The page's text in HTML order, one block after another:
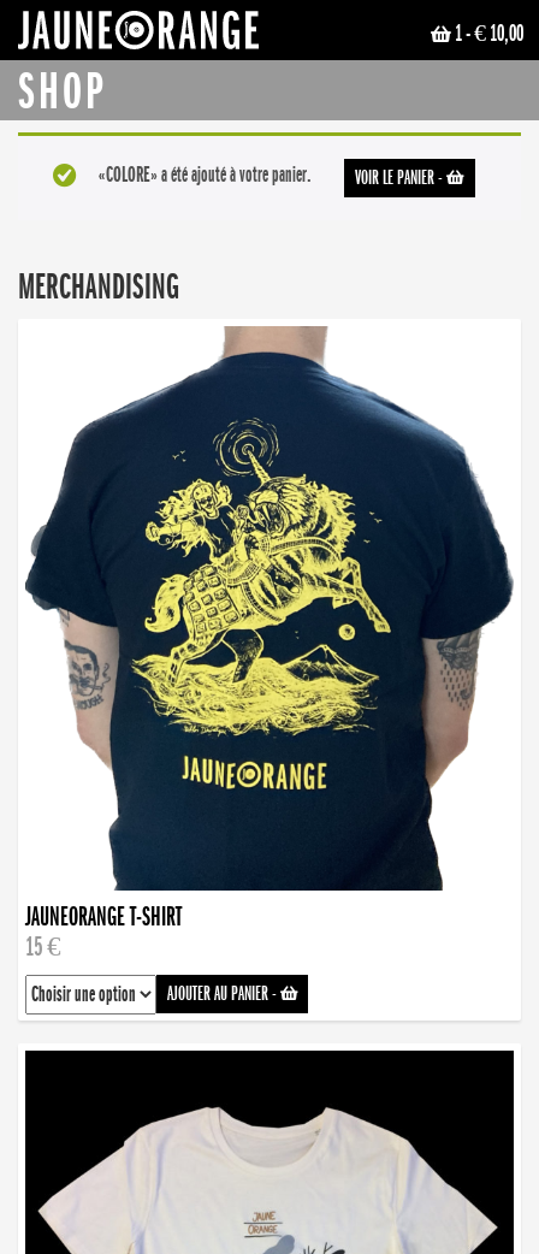
1- € 10,00
SHOP
VOIR LE PANIER-
«COLORE» a été ajouté à votre panier.
MERCHANDISING
JAUNEORANGE T-SHIRT
15 €
AJOUTER AU PANIER-